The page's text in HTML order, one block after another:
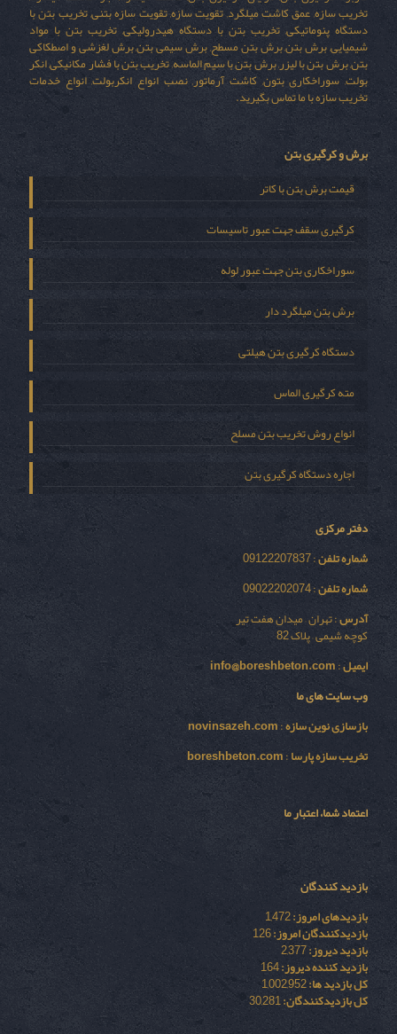
تخریب سازه, عمق کاشت میلگرد, تقویت سازه, تقویت سازه بتنی, تخریب بتن با
دستگاه پنوماتیکی, تخریب بتن با دستگاه هیدرولیکی, تخریب بتن با مواد
شیمیایی, برش بتن, برش بتن مسطح, برش سیمی بتن, برش لغزشی و اصطکاکی
بتن, برش بتن با لیزر, برش بتن با سیم الماسه, تخریب بتن با فشار مکانیکی, انکر
بولت, سوراخکاری بتون, کاشت آرماتور, نصب انواع انکربولت, انواع خدمات
تخریب سازه با ما تماس بگیرید.
برش و کرگیری بتن
قیمت برش بتن با کاتر
کرگیری سقف جهت عبور تاسیسات
سوراخکاری بتن جهت عبور لوله
برش بتن میلگرد دار
دستگاه کرگیری بتن هیلتی
مته کرگیری الماس
انواع روش تخریب بتن مسلح
اجاره دستگاه کرگیری بتن
دفتر مرکزی
شماره تلفن: 09122207837
شماره تلفن: 09022202074
آدرس: تهران – میدان هفت تیر
کوچه شیمی – پلاک 82
ایمیل:
info@boreshbeton.com
وب سایت های ما
بازسازی نوين سازه:
novinsazeh.com
تخریب سازه پارسا:
boreshbeton.com
اعتماد شما، اعتبار ما
بازدید کنندگان
بازدیدهای امروز:1,472
بازدیدکنندگان امروز:126
بازدید دیروز:2,377
بازدید کننده دیروز:164
کل بازدید ها:1,002,952
کل بازدیدکنند‌گان:30,281